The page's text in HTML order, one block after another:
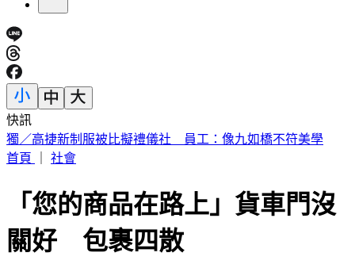
快訊
喉嚨痛如刀割！一票人狂咳3週「新冠、流感全陰」 醫曝：
這次病毒很毒
「您的商品在路上」貨車門沒
關好 包裹四散